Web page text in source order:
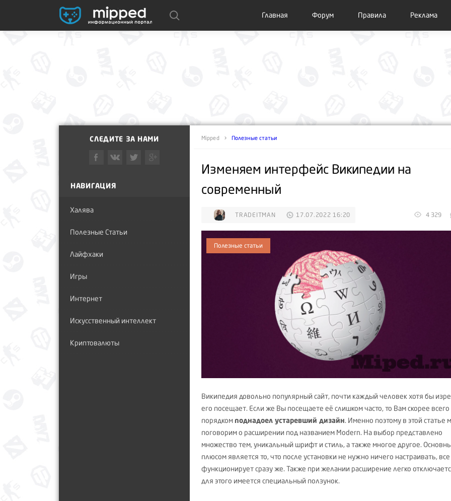
Главная Форум Правила Реклама
СЛЕДИТЕ ЗА НАМИ
НАВИГАЦИЯ
Халява
Полезные Статьи
Лайфхаки
Игры
Интернет
Искусственный интеллект
Криптовалюты
Mipped Полезные статьи
Изменяем интерфейс Википедии на
современный
TRADEITMAN 17.07.2022 16:20 4 329
Полезные статьи
Википедия довольно популярный сайт, почти каждый человек хотя бы
его посещает. Если же Вы посещаете её слишком часто, то Вам скорее всего
порядкомподнадоел устаревший дизайн. Именно поэтому в этой статье
поговорим о расширении под названием Modern. На выбор представлено
множество тем, уникальный шрифт и стиль, а также многое другое.
плюсом является то, что после установки не нужно ничего настраивать, все
функционирует сразу же. Также при желании расширение легко
для этого имеется специальный ползунок.